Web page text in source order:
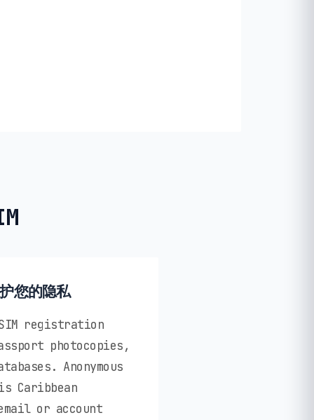
您的隐私
registration
photocopies,
Anonymous
Caribbean
or account